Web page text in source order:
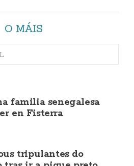
O MÁIS
familia senegalesa
en Fisterra
tripulantes do